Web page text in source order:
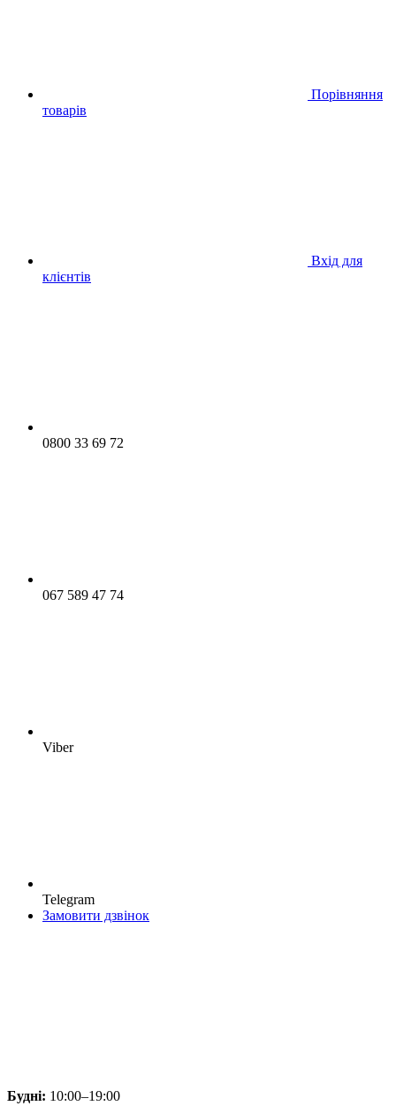
Порівняння
товарів
Вхід для
клієнтів
0800 33 69 72
067 589 47 74
Viber
Telegram
Замовити дзвінок
Будні: 10:00–19:00